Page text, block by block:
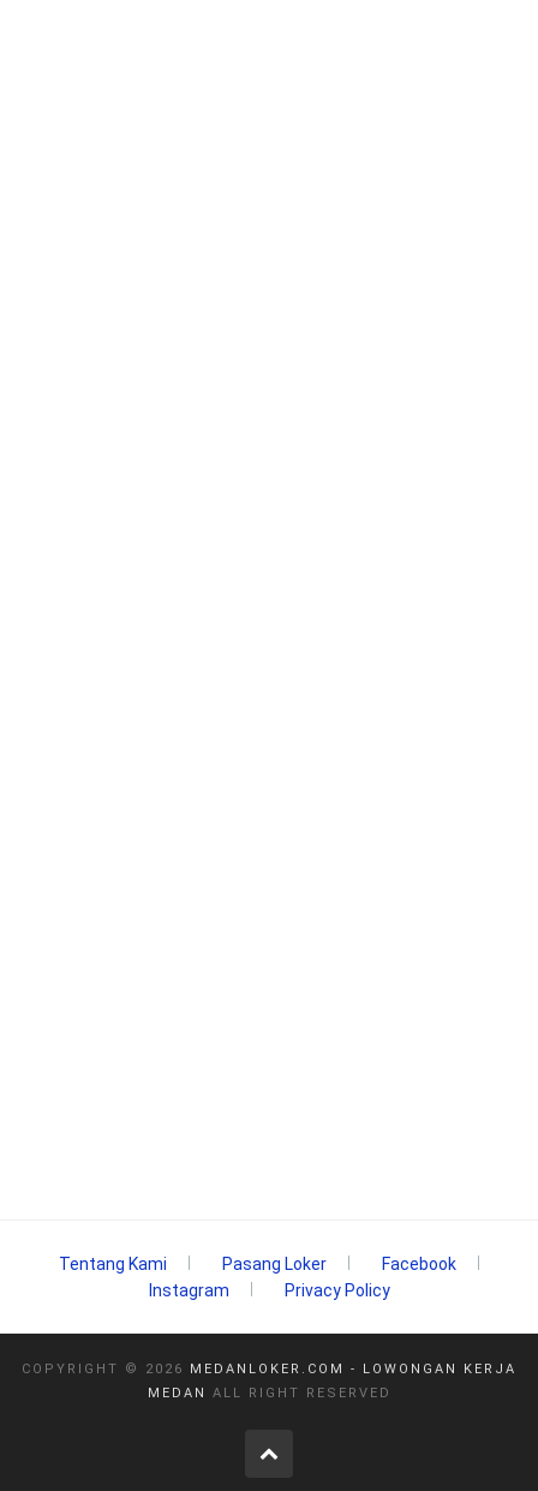
Tentang Kami Pasang Loker
Facebook
Instagram
Privacy Policy
COPYRIGHT © 2026
MEDANLOKER.COM - LOWONGAN KERJA
MEDAN
ALL RIGHT RESERVED